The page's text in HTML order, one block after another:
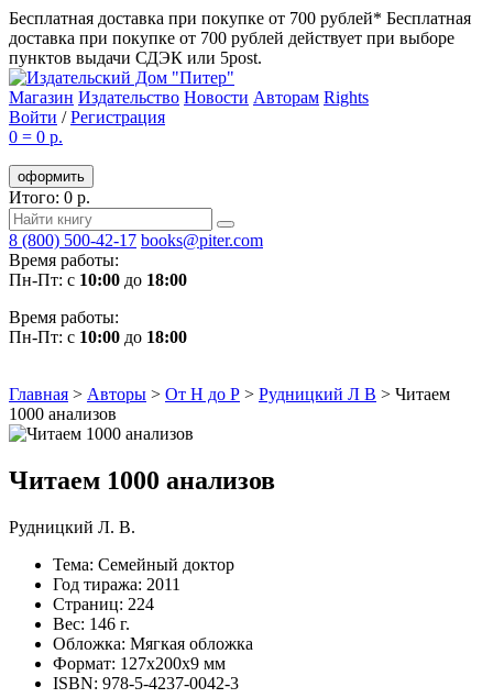
Бесплатная доставка при покупке от 700 рублей* Бесплатная
доставка при покупке от 700 рублей действует при выборе
пунктов выдачи СДЭК или 5post.
Магазин Издательство Новости Авторам Rights
Войти /Регистрация
0 = 0 р.
оформить
Итого: 0 р.
8 (800) 500-42-17 books@piter.com
Время работы:
Пн-Пт: с 10:00 до 18:00
Время работы:
Пн-Пт: с 10:00 до 18:00
Главная > Авторы > От Н до Р > Рудницкий Л В > Читаем
1000 анализов
Читаем 1000 анализов
Рудницкий Л. В.
Тема: Семейный доктор
Год тиража: 2011
Страниц: 224
Вес: 146 г.
Обложка: Мягкая обложка
Формат: 127х200х9 мм
ISBN: 978-5-4237-0042-3